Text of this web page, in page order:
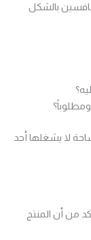
بالشكل
لا يشغلها أحد
من أن المنتج